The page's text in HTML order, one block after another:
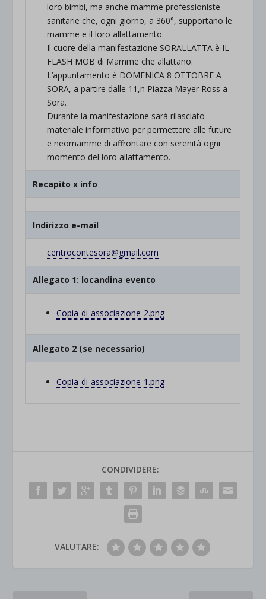
loro bimbi, ma anche mamme professioniste
sanitarie che, ogni giorno, a 360°, supportano le
mamme e il loro allattamento.
Il cuore della manifestazione SORALLATTA è IL
FLASH MOB di Mamme che allattano.
L’appuntamento è DOMENICA 8 OTTOBRE A
SORA, a partire dalle 11,n Piazza Mayer Ross a
Sora.
Durante la manifestazione sarà rilasciato
materiale informativo per permettere alle future
e neomamme di affrontare con serenità ogni
momento del loro allattamento.
Recapito x info
Indirizzo e-mail
centrocontesora@gmail.com
Allegato 1: locandina evento
Copia-di-associazione-2.png
Allegato 2 (se necessario)
Copia-di-associazione-1.png
CONDIVIDERE:
VALUTARE: